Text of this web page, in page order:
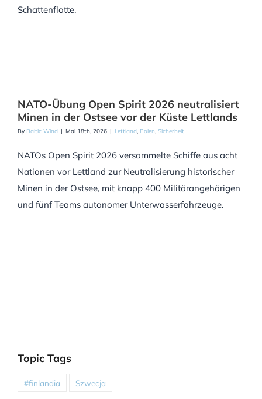
Schattenflotte.
NATO-Übung Open Spirit 2026 neutralisiert
Minen in der Ostsee vor der Küste Lettlands
By Baltic Wind | Mai 18th, 2026 | Lettland, Polen, Sicherheit
NATOs Open Spirit 2026 versammelte Schiffe aus acht
Nationen vor Lettland zur Neutralisierung historischer
Minen in der Ostsee, mit knapp 400 Militärangehörigen
und fünf Teams autonomer Unterwasserfahrzeuge.
Topic Tags
#finlandia Szwecja